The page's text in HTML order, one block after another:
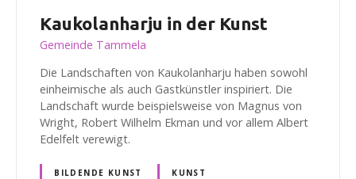
Kaukolanharju in der Kunst
Gemeinde Tammela
Die Landschaften von Kaukolanharju haben sowohl
einheimische als auch Gastkünstler inspiriert. Die
Landschaft wurde beispielsweise von Magnus von
Wright, Robert Wilhelm Ekman und vor allem Albert
Edelfelt verewigt.
BILDENDE KUNST
KUNST